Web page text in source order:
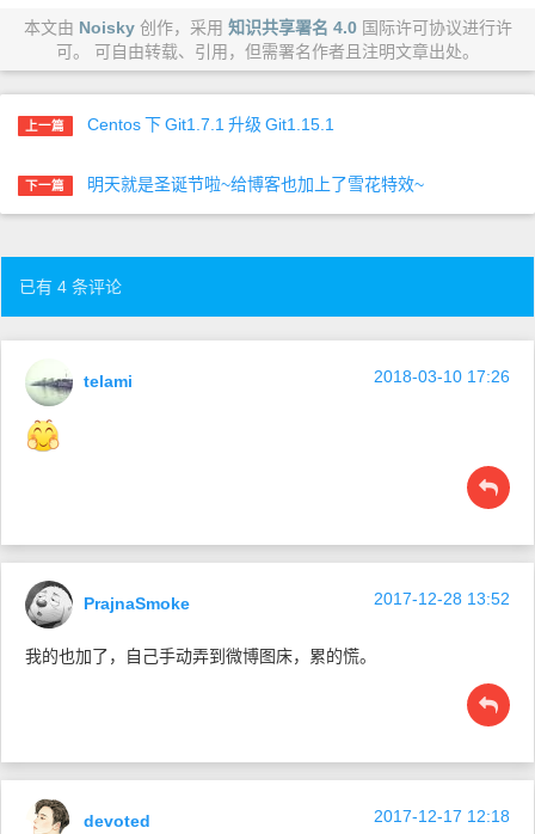
本文由 Noisky创作，采用 知识共享署名 4.0国际许可协议进行许
可。 可自由转载、引用，但需署名作者且注明文章出处。
上一篇 Centos 下 Git1.7.1 升级 Git1.15.1
下一篇 明天就是圣诞节啦~给博客也加上了雪花特效~
已有 4 条评论
telami 2018-03-10 17:26
PrajnaSmoke 2017-12-28 13:52
我的也加了，自己手动弄到微博图床，累的慌。
devoted 2017-12-17 12:18